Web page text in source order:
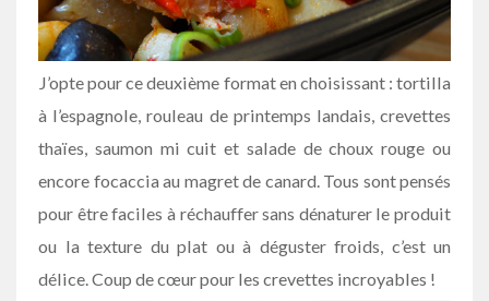
J’opte pour ce deuxième format en choisissant : tortilla
à l’espagnole, rouleau de printemps landais, crevettes
thaïes, saumon mi cuit et salade de choux rouge ou
encore focaccia au magret de canard. Tous sont pensés
pour être faciles à réchauffer sans dénaturer le produit
ou la texture du plat ou à déguster froids, c’est un
délice. Coup de cœur pour les crevettes incroyables !